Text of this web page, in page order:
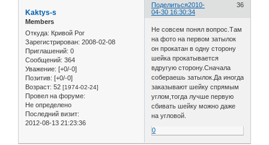
Поделиться 36
2010-
04-30 16:30:34
Kaktys-s
Members
Откуда: Кривой Рог
Зарегистрирован: 2008-02-08
Приглашений: 0
Сообщений: 364
Уважение: [+0/-0]
Позитив: [+0/-0]
Возраст: 52 [1974-02-24]
Провел на форуме:
Не определено
Последний визит:
2012-08-13 21:23:36
Не совсем понял вопрос.Там
на фото на первом затылок
он прокатан в одну сторону
шейка прокатывается
вдругую сторону.Сначала
собераешь затылок.Да иногда
заказывают шейку спрямым
углом,тогда лучше первую
сбивать шейку можно даже
на угловой.
0